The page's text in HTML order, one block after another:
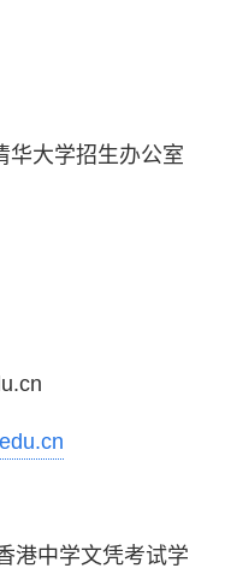
华大学招生办公室
港中学文凭考试学